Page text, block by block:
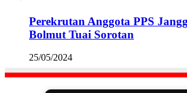
Perekrutan Anggota PPS
Bolmut Tuai Sorotan
25/05/2024